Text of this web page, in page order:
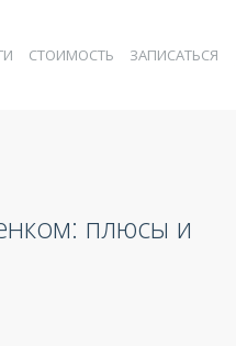
СТОИМОСТЬ ЗАПИСАТЬСЯ
плюсы и